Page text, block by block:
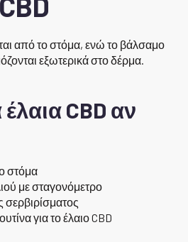
από το στόμα, ενώ το βάλσαμο
εξωτερικά στο δέρμα.
CBD αν
στόμα
με σταγονόμετρο
σερβιρίσματος
για το έλαιο CBD